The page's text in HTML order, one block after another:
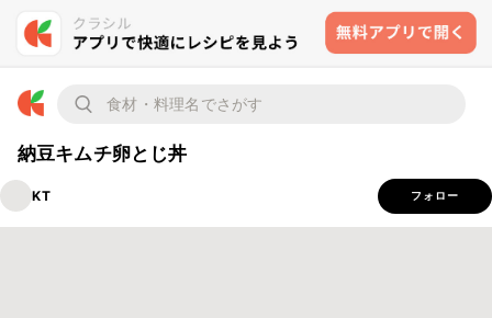
納豆キムチ卵とじ丼
KT フォロー